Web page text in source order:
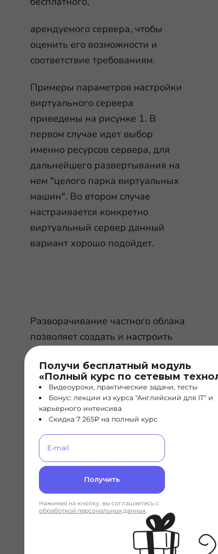
Получи бесплатный модуль
«Полный курс по сетевым
Видеоуроки, практические задачи, тесты
Бонус: лекции из курса "Английский для IT" и
карьерного интенсива
Скидка 7 265₽ на полный курс
Получить
Нажимая на кнопку, вы соглашаетесь с
обработкой персональных данных.
арендуемого сервера, чтобы
оценить его возможности и
соответствие требованиям.
Примеры параметров настройки
виртуального сервера
приведены на рисунке 1. В
первом случае идет выбор
именно ресурсов сервера, для
дальнейшего развертывания на
нем "целого парка виртуальных
машин". Во втором случае
настраивается конкретно
виртуальный сервер данный
вариант хорошо подойдет.
Разворачивание частного облака
позволяет создать и настроить
необходимое количество
виртуальных машин со своими
приложениями, но организация и
сопровождение такой структуры
будет требовать больших затрат
сервером.
После создания виртуального
сервера на рабочем столе
рабочей станции появляется
виртуальному серверу.